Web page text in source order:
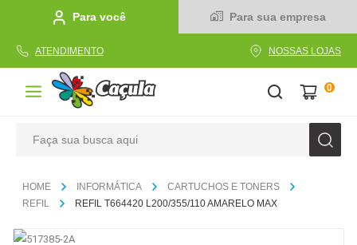
Para você Para sua empresa
ATENDIMENTO NOSSAS LOJAS
0
INFORMÁTICA
CARTUCHOS E TONERS
REFIL
REFIL T664420 L200/355/110 AMARELO MAX
1º caderno
2